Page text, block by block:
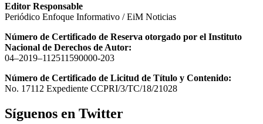
Editor Responsable
Periódico Enfoque Informativo / EiM Noticias
Número de Certificado de Reserva otorgado por el Instituto
Nacional de Derechos de Autor:
04–2019–112511590000-203
Número de Certificado de Licitud de Título y Contenido:
No. 17112 Expediente CCPRI/3/TC/18/21028
Síguenos en Twitter